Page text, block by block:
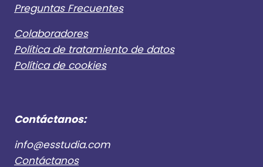
Preguntas Frecuentes
Colaboradores
Política de tratamiento de datos
Política de cookies
Contáctanos:
info@esstudia.com
Contáctanos